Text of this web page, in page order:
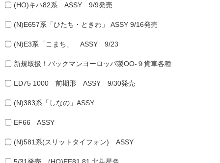
(HO)キハ82系 ASSY 9/9発売
(N)E657系「ひたち・ときわ」 ASSY 9/16発売
(N)E3系「こまち」 ASSY 9/23
新規取扱！バックマンヨーロッパ製OO-９貨車各種
ED75 1000 前期形 ASSY 9/30発売
(N)383系「しなの」ASSY
EF66 ASSY
(N)581系(スリットタイフォン) ASSY